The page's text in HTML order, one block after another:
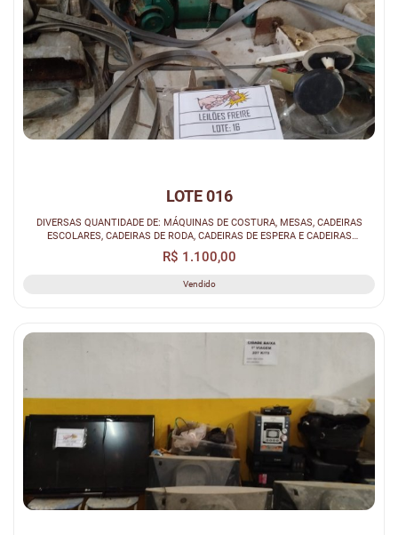
LOTE 016
DIVERSAS QUANTIDADE DE: MÁQUINAS DE COSTURA, MESAS, CADEIRAS
ESCOLARES, CADEIRAS DE RODA, CADEIRAS DE ESPERA E CADEIRAS
R$ 1.100,00
Vendido